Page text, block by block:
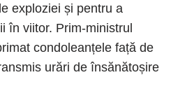
exploziei și pentru a
în viitor. Prim-ministrul
condoleanțele față de
urări de însănătoșire